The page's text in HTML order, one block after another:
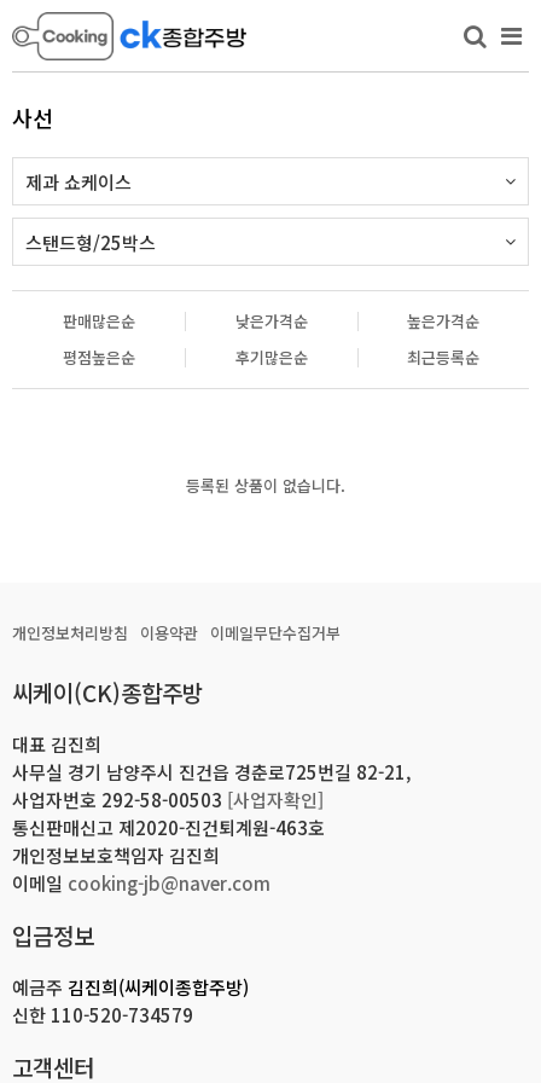
사선
제과 쇼케이스
스탠드형/25박스
판매많은순 낮은가격순
높은가격순
평점높은순
후기많은순 최근등록순
등록된 상품이 없습니다.
개인정보처리방침 이용약관 이메일무단수집거부
씨케이(CK)종합주방
대표 김진희
사무실 경기 남양주시 진건읍 경춘로725번길 82-21,
사업자번호 292-58-00503 [사업자확인]
통신판매신고 제2020-진건퇴계원-463호
개인정보보호책임자 김진희
이메일 cooking-jb@naver.com
입금정보
예금주 김진희(씨케이종합주방)
신한 110-520-734579
고객센터